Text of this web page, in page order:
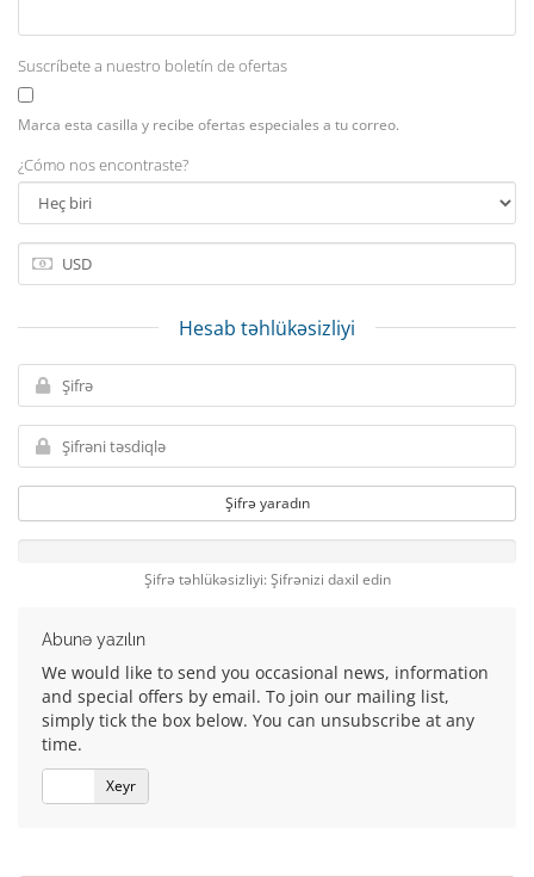
Suscríbete a nuestro boletín de ofertas
Marca esta casilla y recibe ofertas especiales a tu correo.
¿Cómo nos encontraste?
Hesab təhlükəsizliyi
Şifrə yaradın
Şifrə təhlükəsizliyi: Şifrənizi daxil edin
Abunə yazılın
We would like to send you occasional news, information
and special offers by email. To join our mailing list,
simply tick the box below. You can unsubscribe at any
time.
Xeyr